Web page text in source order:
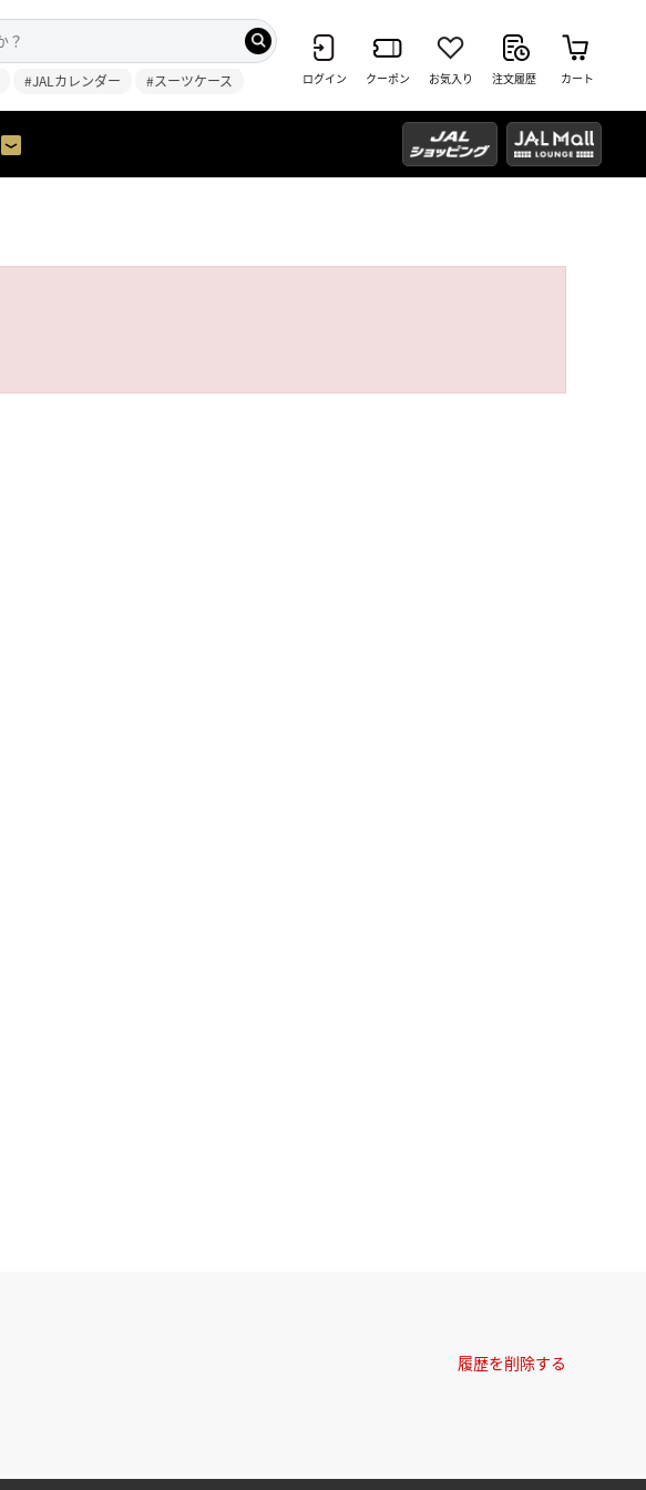
#JALカレンダー #スーツケース ログイン クーポン お気入り 注文履歴 カート
履歴を削除する